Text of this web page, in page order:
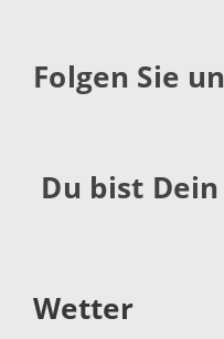
Folgen Sie
Du bist
Wetter